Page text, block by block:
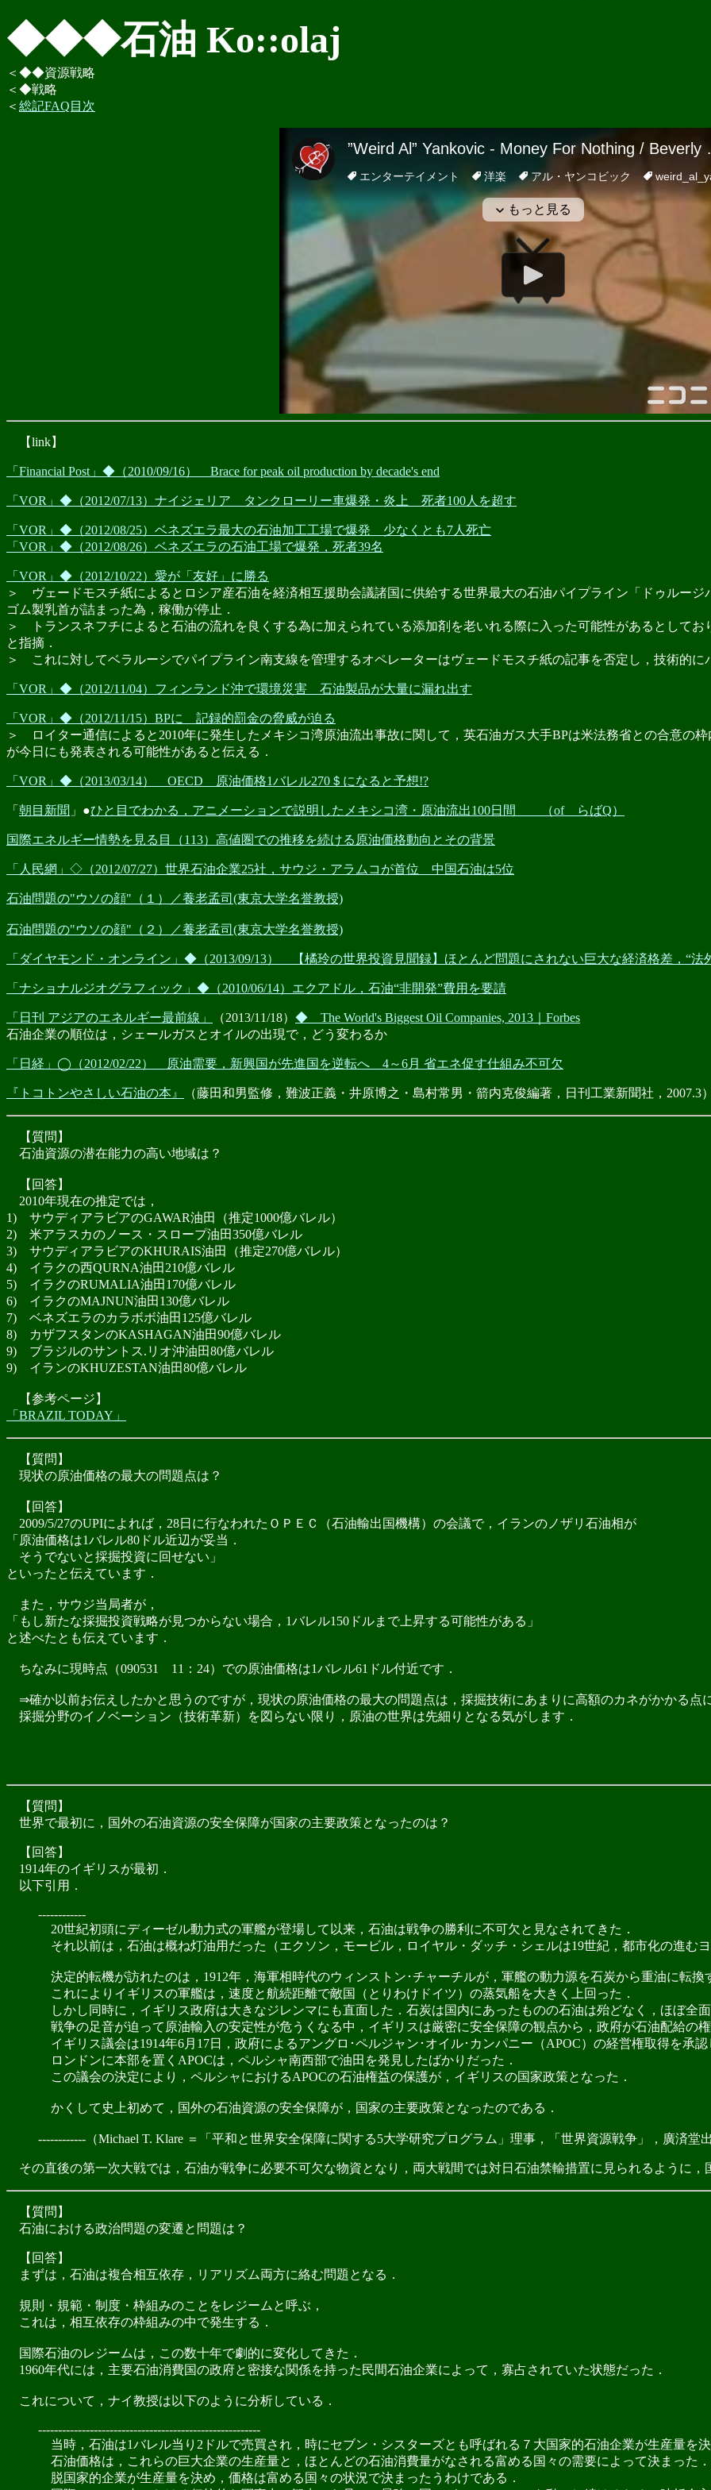
◆◆◆石油 Ko::olaj
＜◆◆資源戦略
＜◆戦略
＜ 総記FAQ目次
【link】
「Financial Post」◆（2010/09/16） Brace for peak oil production by decade's end
「VOR」◆（2012/07/13）ナイジェリア タンクローリー車爆発・炎上 死者100人を超す
「VOR」◆（2012/08/25）ベネズエラ最大の石油加工工場で爆発 少なくとも7人死亡
「VOR」◆（2012/08/26）ベネズエラの石油工場で爆発，死者39名
「VOR」◆（2012/10/22）愛が「友好」に勝る
＞ ヴェードモスチ紙によるとロシア産石油を経済相互援助会議諸国に供給する世界最大の石油パイプライン「ドゥルー
ゴム製乳首が詰まった為，稼働が停止．
＞ トランスネフチによると石油の流れを良くする為に加えられている添加剤を老いれる際に入った可能性があるとして
と指摘．
＞ これに対してベラルーシでパイプライン南支線を管理するオペレーターはヴェードモスチ紙の記事を否定し，技術的
「VOR」◆（2012/11/04）フィンランド沖で環境災害 石油製品が大量に漏れ出す
「VOR」◆（2012/11/15）BPに 記録的罰金の脅威が迫る
＞ ロイター通信によると2010年に発生したメキシコ湾原油流出事故に関して，英石油ガス大手BPは米法務省との合意の
が今日にも発表される可能性があると伝える．
「VOR」◆（2013/03/14） OECD 原油価格1バレル270＄になると予想!?
「 朝目新聞 」●ひと目でわかる，アニメーションで説明したメキシコ湾・原油流出100日間 （of らばQ）
国際エネルギー情勢を見る目（113）高値圏での推移を続ける原油価格動向とその背景
「人民網」◇（2012/07/27）世界石油企業25社，サウジ・アラムコが首位 中国石油は5位
石油問題の"ウソの顔"（１）／養老孟司(東京大学名誉教授)
石油問題の"ウソの顔"（２）／養老孟司(東京大学名誉教授)
「ダイヤモンド・オンライン」◆（2013/09/13） 【橘玲の世界投資見聞録】ほとんど問題にされない巨大な経済格差，“法
「ナショナルジオグラフィック」◆（2010/06/14）エクアドル，石油“非開発”費用を要請
「日刊 アジアのエネルギー最前線」 （2013/11/18） ◆ The World's Biggest Oil Companies, 2013｜Forbes
石油企業の順位は，シェールガスとオイルの出現で，どう変わるか
「日経」◯（2012/02/22） 原油需要，新興国が先進国を逆転へ 4～6月 省エネ促す仕組み不可欠
『トコトンやさしい石油の本』 （藤田和男監修，難波正義・井原博之・島村常男・箭内克俊編著，日刊工業新聞社，2007.3
【質問】
石油資源の潜在能力の高い地域は？
【回答】
2010年現在の推定では，
1) サウディアラビアのGAWAR油田（推定1000億バレル）
2) 米アラスカのノース・スロープ油田350億バレル
3) サウディアラビアのKHURAIS油田（推定270億バレル）
4) イラクの西QURNA油田210億バレル
5) イラクのRUMALIA油田170億バレル
6) イラクのMAJNUN油田130億バレル
7) ベネズエラのカラボボ油田125億バレル
8) カザフスタンのKASHAGAN油田90億バレル
9) ブラジルのサントス.リオ沖油田80億バレル
9) イランのKHUZESTAN油田80億バレル
【参考ページ】
「BRAZIL TODAY」
【質問】
現状の原油価格の最大の問題点は？
【回答】
2009/5/27のUPIによれば，28日に行なわれたＯＰＥＣ（石油輸出国機構）の会議で，イランのノザリ石油相が
「原油価格は1バレル80ドル近辺が妥当．
そうでないと採掘投資に回せない」
といったと伝えています．
また，サウジ当局者が，
「もし新たな採掘投資戦略が見つからない場合，1バレル150ドルまで上昇する可能性がある」
と述べたとも伝えています．
ちなみに現時点（090531 11：24）での原油価格は1バレル61ドル付近です．
⇒確か以前お伝えしたかと思うのですが，現状の原油価格の最大の問題点は，採掘技術にあまりに高額のカネがかかる点
採掘分野のイノベーション（技術革新）を図らない限り，原油の世界は先細りとなる気がします．
【質問】
世界で最初に，国外の石油資源の安全保障が国家の主要政策となったのは？
【回答】
1914年のイギリスが最初．
以下引用．
------------
20世紀初頭にディーゼル動力式の軍艦が登場して以来，石油は戦争の勝利に不可欠と見なされてきた．
それ以前は，石油は概ね灯油用だった（エクソン，モービル，ロイヤル・ダッチ・シェルは19世紀，都市化の進む
決定的転機が訪れたのは，1912年，海軍相時代のウィンストン･チャーチルが，軍艦の動力源を石炭から重油に転換
これによりイギリスの軍艦は，速度と航続距離で敵国（とりわけドイツ）の蒸気船を大きく上回った．
しかし同時に，イギリス政府は大きなジレンマにも直面した．石炭は国内にあったものの石油は殆どなく，ほぼ全
戦争の足音が迫って原油輸入の安定性が危うくなる中，イギリスは厳密に安全保障の観点から，政府が石油配給の
イギリス議会は1914年6月17日，政府によるアングロ･ペルジャン･オイル･カンパニー（APOC）の経営権取得を承認
ロンドンに本部を置くAPOCは，ペルシャ南西部で油田を発見したばかりだった．
この議会の決定により，ペルシャにおけるAPOCの石油権益の保護が，イギリスの国家政策となった．
かくして史上初めて，国外の石油資源の安全保障が，国家の主要政策となったのである．
------------（Michael T. Klare ＝「平和と世界安全保障に関する5大学研究プログラム」理事，「世界資源戦争」，廣済堂出
その直後の第一次大戦では，石油が戦争に必要不可欠な物資となり，両大戦間では対日石油禁輸措置に見られるように
【質問】
石油における政治問題の変遷と問題は？
【回答】
まずは，石油は複合相互依存，リアリズム両方に絡む問題となる．
規則・規範・制度・枠組みのことをレジームと呼ぶ，
これは，相互依存の枠組みの中で発生する．
国際石油のレジームは，この数十年で劇的に変化してきた．
1960年代には，主要石油消費国の政府と密接な関係を持った民間石油企業によって，寡占されていた状態だった．
これについて，ナイ教授は以下のように分析している．
--------------------------------------------------------
当時，石油は1バレル当り2ドルで売買され，時にセブン・シスターズとも呼ばれる７大国家的石油企業が生産量を
石油価格は，これらの巨大企業の生産量と，ほとんどの石油消費量がなされる富める国々の需要によって決まった．
脱国家的企業が生産量を決め，価格は富める国々の状況で決まったうわけである．